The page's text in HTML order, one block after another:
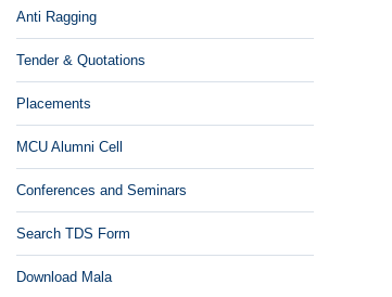
Anti Ragging
Tender & Quotations
Placements
MCU Alumni Cell
Conferences and Seminars
Search TDS Form
Download Mala